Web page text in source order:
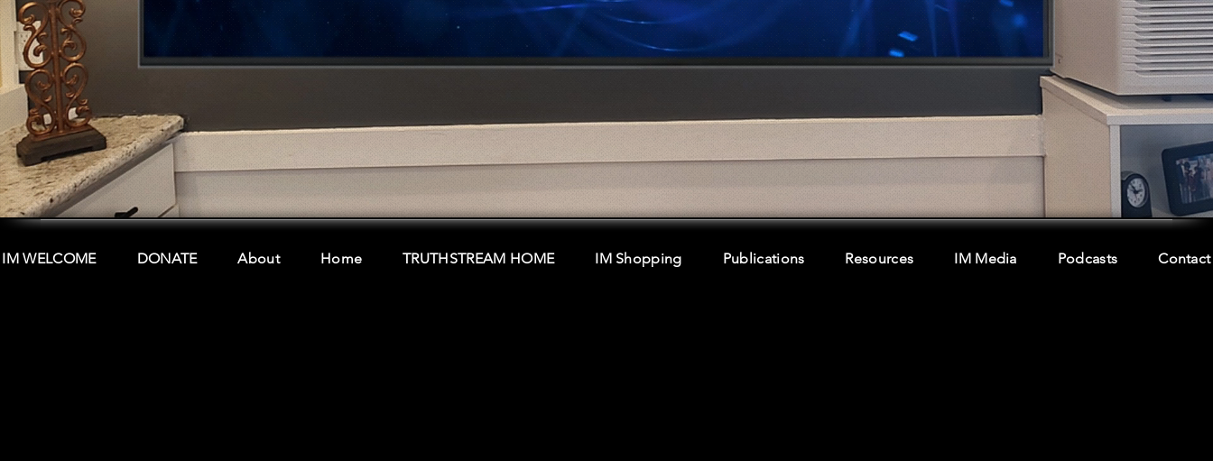
IM WELCOME DONATE About Home TRUTHSTREAM HOME IM Shopping Publications Resources IM Media Podcasts Contact